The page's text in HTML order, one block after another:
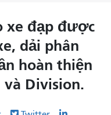
xe đạp được
dải phân
hoàn thiện
Division.